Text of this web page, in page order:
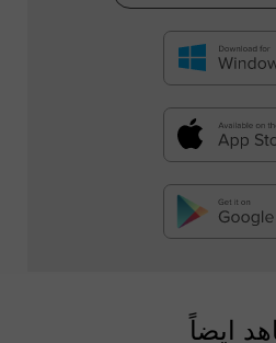
ايضاً